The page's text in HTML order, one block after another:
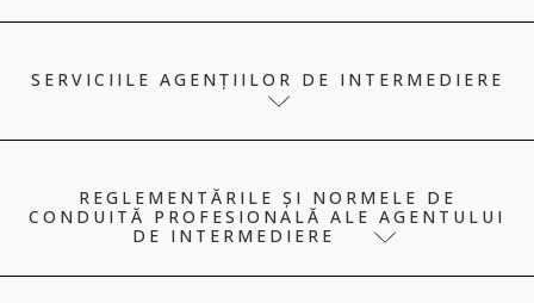
SERVICIILE AGENȚIILOR DE INTERMEDIERE
REGLEMENTĂRILE ȘI NORMELE DE
CONDUITĂ PROFESIONALĂ ALE AGENTULUI
DE INTERMEDIERE